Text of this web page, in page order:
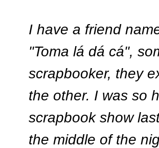
I have a friend
"Toma lá dá cá",
scrapbooker, they
the other. I was so
scrapbook show
the middle of the